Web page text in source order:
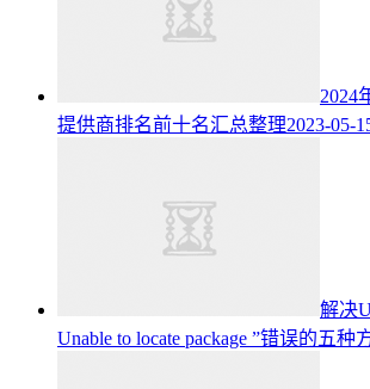
2024
提供商排名前十名汇总整理2023-05-
解决
Unable to locate package ”错误的五种